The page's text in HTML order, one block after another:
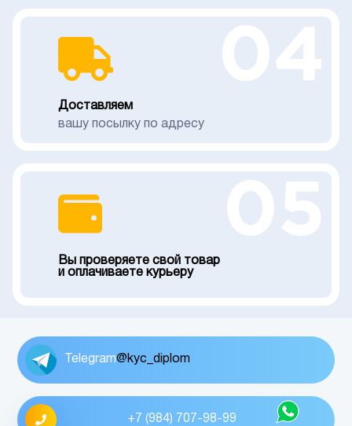
Доставляем
вашу посылку по адресу
Вы проверяете свой товар
и оплачиваете курьеру
Telegram@kyc_diplom
+7 (984) 707-98-99